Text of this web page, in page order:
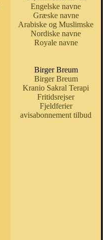
Engelske navne
Græske navne
Arabiske og Muslimske
Nordiske navne
Royale navne
Birger Breum
Birger Breum
Kranio Sakral Terapi
Fritidsrejser
Fjeldferier
avisabonnement tilbud